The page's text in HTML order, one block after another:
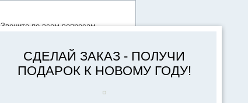
Звоните по всем вопросам
8(4932) 27-00-19
8-920-375-50-40
СДЕЛАЙ ЗАКАЗ - ПОЛУЧИ
ПОДАРОК К НОВОМУ ГОДУ!